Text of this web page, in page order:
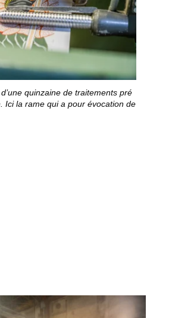
quinzaine de traitements pré
Ici la rame qui a pour évocation de